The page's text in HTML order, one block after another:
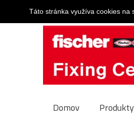
Domov Produkty
Táto stránka využíva cookies na